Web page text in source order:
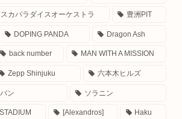
カパラダイスオーケストラ 豊洲PIT
DOPING PANDA Dragon Ash
back number MAN WITH A MISSION
Zepp Shinjuku 六本木ヒルズ
ン ソラニン
[Alexandros] Haku